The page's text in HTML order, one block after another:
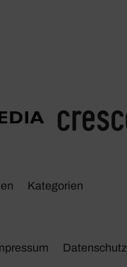
Kate­go­rien
Daten­schutz